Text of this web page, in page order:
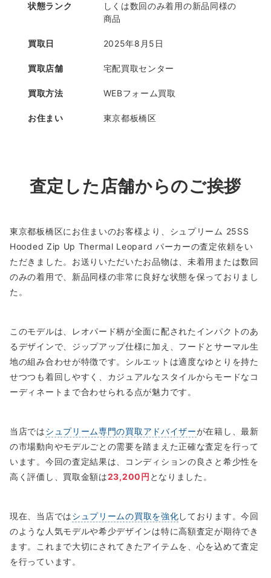
状態ランク
しくは数回のみ着用の新品同様の
商品
買取日 2025年8月5日
買取店舗 宅配買取センター
買取方法 WEBフォーム買取
お住まい 東京都板橋区
査定した店舗からのご挨拶
東京都板橋区にお住まいのお客様より、シュプリーム 25SS
Hooded Zip Up Thermal Leopard パーカーの査定依頼をい
ただきました。お送りいただいたお品物は、未着用または数回
のみの着用で、新品同様の非常に良好な状態を保っておりまし
た。
このモデルは、レオパード柄が全面に配されたインパクトのあ
るデザインで、ジップアップ仕様に加え、フードとサーマル生
地の組み合わせが特徴です。シルエットは適度なゆとりを持た
せつつも着回しやすく、カジュアルなスタイルからモードなコ
ーディネートまで合わせられる点が魅力です。
当店ではシュプリーム専門の買取アドバイザーが在籍し、最新
の市場動向やモデルごとの需要を踏まえた正確な査定を行って
います。今回の査定結果は、コンディションの良さと希少性を
高く評価し、買取金額は23,200円 となりました。
現在、当店ではシュプリームの買取を強化しております。今回
のような人気モデルや希少デザインは特に高額査定が期待でき
ます。これまで大切にされてきたアイテムを、心を込めて査定
を行っています。